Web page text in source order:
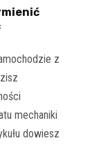
z
mechaniki
dowiesz